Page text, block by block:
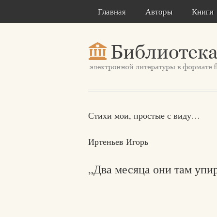
Главная Авторы Книги
Стихи мои, простые с виду…
Иртеньев Игорь
„Два месяца они там